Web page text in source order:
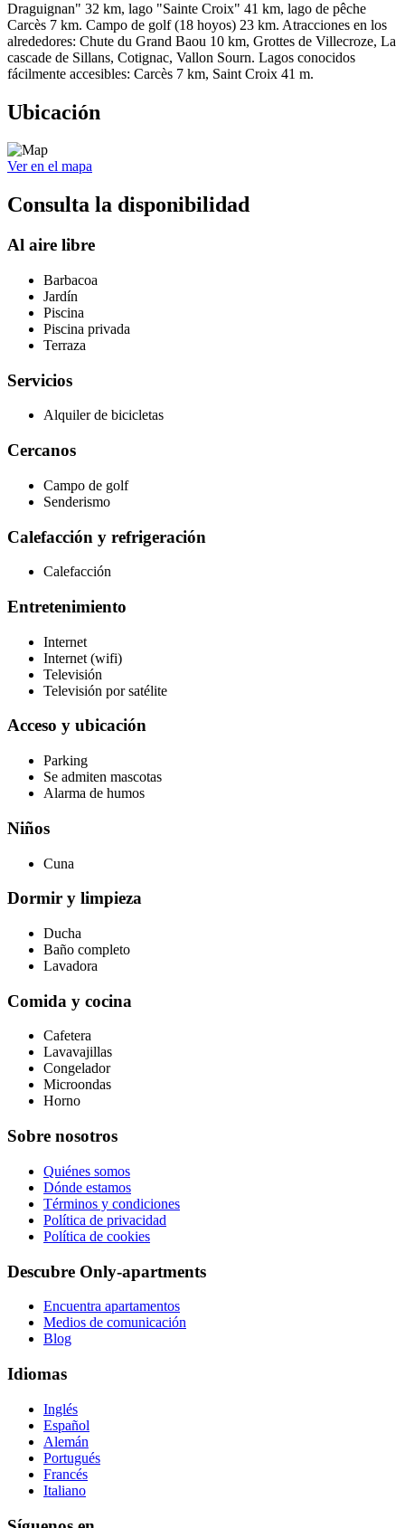
Draguignan" 32 km, lago "Sainte Croix" 41 km, lago de pêche
Carcès 7 km. Campo de golf (18 hoyos) 23 km. Atracciones en los
alrededores: Chute du Grand Baou 10 km, Grottes de Villecroze, La
cascade de Sillans, Cotignac, Vallon Sourn. Lagos conocidos
fácilmente accesibles: Carcès 7 km, Saint Croix 41 m.
Ubicación
Ver en el mapa
Consulta la disponibilidad
Al aire libre
Barbacoa
Jardín
Piscina
Piscina privada
Terraza
Servicios
Alquiler de bicicletas
Cercanos
Campo de golf
Senderismo
Calefacción y refrigeración
Calefacción
Entretenimiento
Internet
Internet (wifi)
Televisión
Televisión por satélite
Acceso y ubicación
Parking
Se admiten mascotas
Alarma de humos
Niños
Cuna
Dormir y limpieza
Ducha
Baño completo
Lavadora
Comida y cocina
Cafetera
Lavavajillas
Congelador
Microondas
Horno
Sobre nosotros
Quiénes somos
Dónde estamos
Términos y condiciones
Política de privacidad
Política de cookies
Descubre Only-apartments
Encuentra apartamentos
Medios de comunicación
Blog
Idiomas
Inglés
Español
Alemán
Portugués
Francés
Italiano